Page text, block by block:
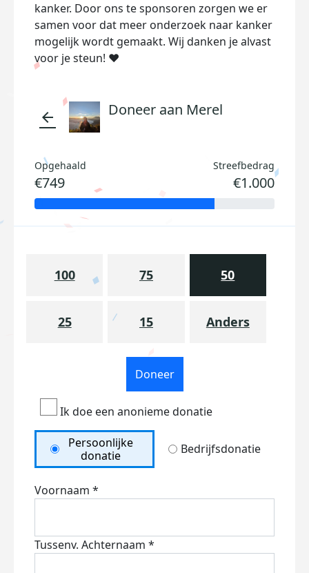
kanker. Door ons te sponsoren zorgen we er
samen voor dat meer onderzoek naar kanker
mogelijk wordt gemaakt. Wij danken je alvast
voor je steun! ❤️
arrow_back Doneer aan Merel
Opgehaald
€749
Streefbedrag
€1.000
100 75 50
25 15 Anders
Doneer
Ik doe een anonieme donatie
Persoonlijke
donatie
Bedrijfsdonatie
Voornaam *
Tussenv. Achternaam *